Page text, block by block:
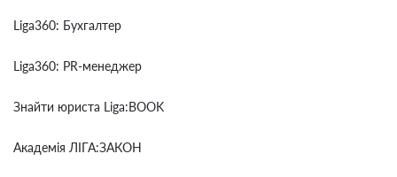
Liga360: Бухгалтер
Liga360: PR-менеджер
Знайти юриста Liga:BOOK
Академія ЛІГА:ЗАКОН